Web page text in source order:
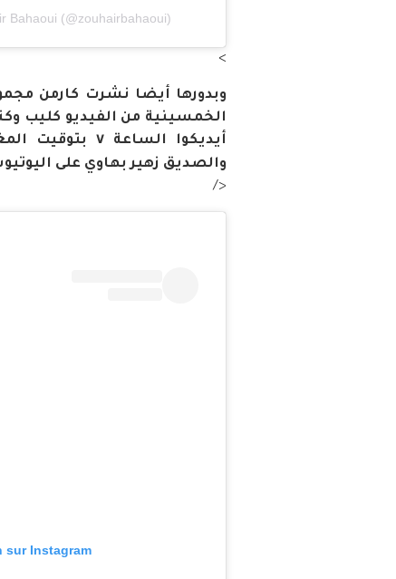
Bahaoui (@zouhairbahaoui)
>
وبدورها أيضا نشرت كارمن
الخمسينية من الفيديو كليب
والصديق زهير بهاوي على
</
sur Instagram